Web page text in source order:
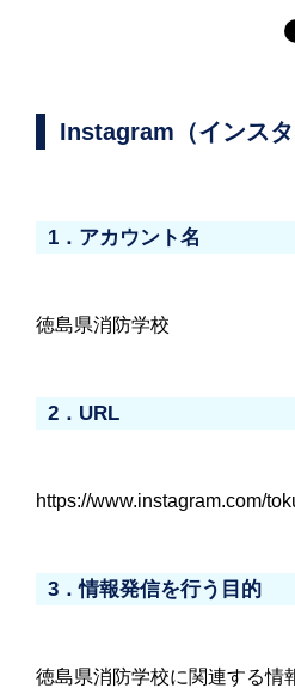
Instagram（インスタ
1．アカウント名
徳島県消防学校
2．URL
https://www.instagram.com/
3．情報発信を行う目的
徳島県消防学校に関連する情